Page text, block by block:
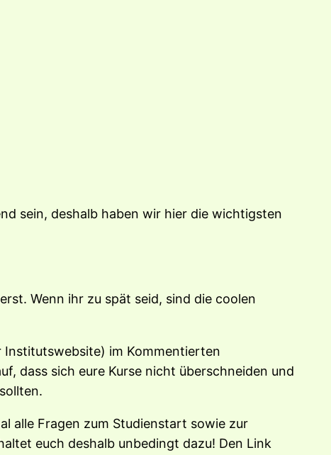
sein, deshalb haben wir hier die wichtigsten
Wenn ihr zu spät seid, sind die coolen
Institutswebsite) im Kommentierten
dass sich eure Kurse nicht überschneiden und
alle Fragen zum Studienstart sowie zur
euch deshalb unbedingt dazu! Den Link